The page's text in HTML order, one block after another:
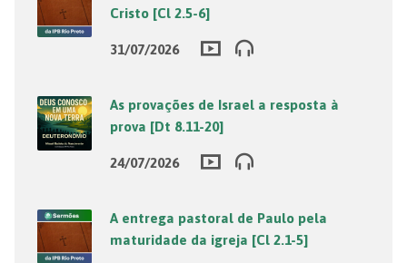
Cristo [Cl 2.5-6]
31/07/2026
As provações de Israel a resposta à
prova [Dt 8.11-20]
24/07/2026
A entrega pastoral de Paulo pela
maturidade da igreja [Cl 2.1-5]